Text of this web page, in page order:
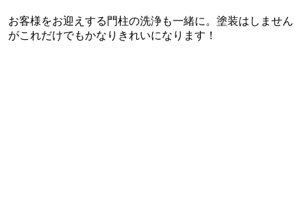
お客様をお迎えする門柱の洗浄も一緒に。塗装はしません
がこれだけでもかなりきれいになります！